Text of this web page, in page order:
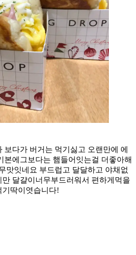
보다가 버거는 먹기싫고 오랜만에 에
본에그보다는 햄들어잇는걸 더좋아해
맛잇네요 부드럽고 달달하고 야채없
달걀이너무부드러워서 편하게먹을
기딱이엿습니다!